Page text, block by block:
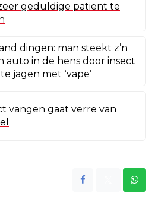
geduldige patient te
dingen: man steekt z’n
auto in de hens door insect
jagen met ‘vape’
vangen gaat verre van